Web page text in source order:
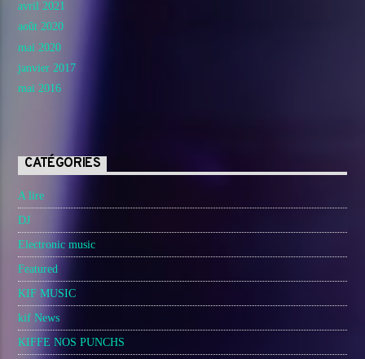
avril 2021
août 2020
mai 2020
janvier 2017
mai 2016
CATÉGORIES
A lire
DJ
Electronic music
Featured
KIF MUSIC
kif News
KIFFE NOS PUNCHS